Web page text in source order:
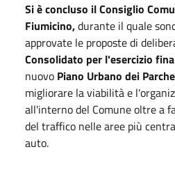
Si è concluso il Consiglio
Fiumicino,durante il quale
approvate le proposte di
Consolidato per l'esercizio
nuovo Piano Urbano dei
migliorare la viabilità e
all'interno del Comune oltre a
del traffico nelle aree più
auto.